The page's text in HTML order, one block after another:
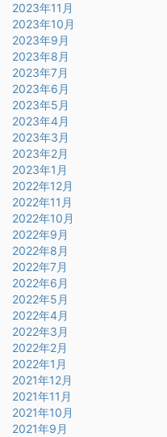
2023年11月
2023年10月
2023年9月
2023年8月
2023年7月
2023年6月
2023年5月
2023年4月
2023年3月
2023年2月
2023年1月
2022年12月
2022年11月
2022年10月
2022年9月
2022年8月
2022年7月
2022年6月
2022年5月
2022年4月
2022年3月
2022年2月
2022年1月
2021年12月
2021年11月
2021年10月
2021年9月